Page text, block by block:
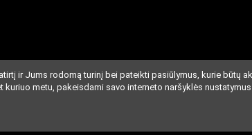
ir Jums rodomą turinį bei pateikti pasiūlymus, kurie būtų
metu, pakeisdami savo interneto naršyklės